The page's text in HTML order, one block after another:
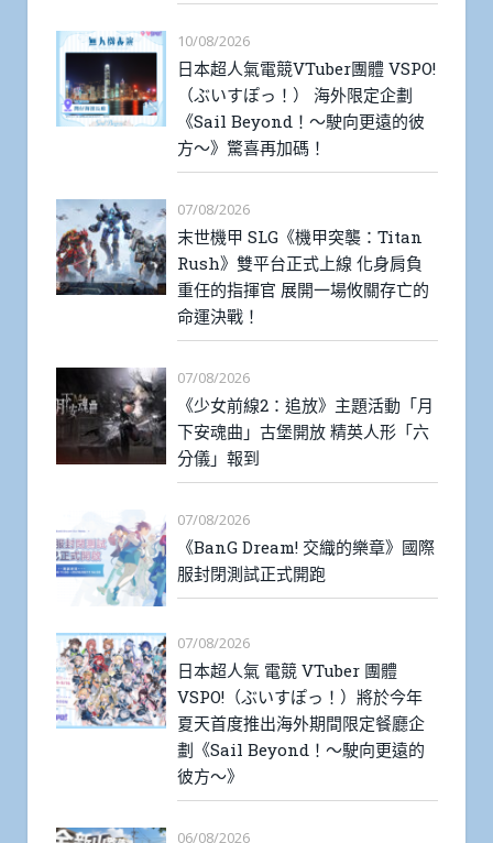
10/08/2026
日本超人氣電競VTuber團體 VSPO!
（ぶいすぽっ！） 海外限定企劃
《Sail Beyond！～駛向更遠的彼
方～》驚喜再加碼！
07/08/2026
末世機甲 SLG《機甲突襲：Titan
Rush》雙平台正式上線 化身肩負
重任的指揮官 展開一場攸關存亡的
命運決戰！
07/08/2026
《少女前線2：追放》主題活動「月
下安魂曲」古堡開放 精英人形「六
分儀」報到
07/08/2026
《BanG Dream! 交織的樂章》國際
服封閉測試正式開跑
07/08/2026
日本超人氣 電競 VTuber 團體
VSPO!（ぶいすぽっ！）將於今年
夏天首度推出海外期間限定餐廳企
劃《Sail Beyond！～駛向更遠的
彼方～》
06/08/2026